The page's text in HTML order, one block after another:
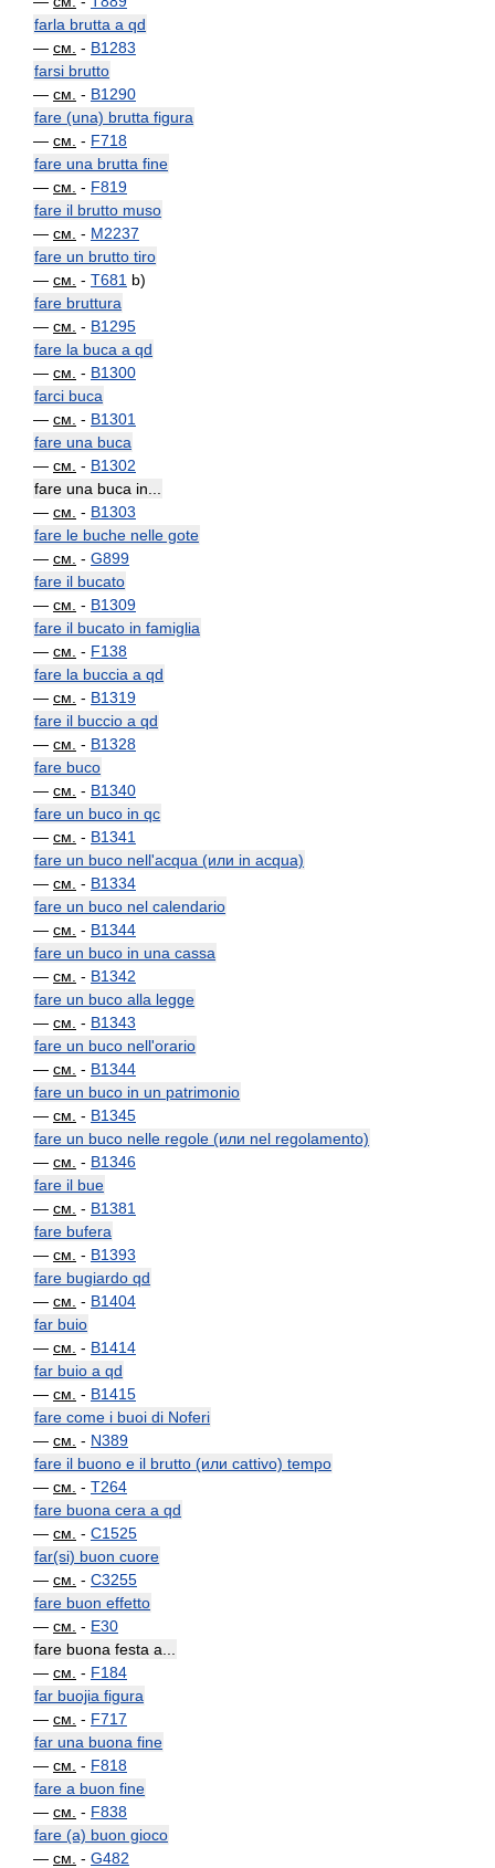
farla brutta a qd
— см. - B1283
farsi brutto
— см. - B1290
fare (una) brutta figura
— см. - F718
fare una brutta fine
— см. - F819
fare il brutto muso
— см. - M2237
fare un brutto tiro
— см. - T681 b)
fare bruttura
— см. - B1295
fare la buca a qd
— см. - B1300
farci buca
— см. - B1301
fare una buca
— см. - B1302
fare una buca in...
— см. - B1303
fare le buche nelle gote
— см. - G899
fare il bucato
— см. - B1309
fare il bucato in famiglia
— см. - F138
fare la buccia a qd
— см. - B1319
fare il buccio a qd
— см. - B1328
fare buco
— см. - B1340
fare un buco in qc
— см. - B1341
fare un buco nell'acqua (или in acqua)
— см. - B1334
fare un buco nel calendario
— см. - B1344
fare un buco in una cassa
— см. - B1342
fare un buco alla legge
— см. - B1343
fare un buco nell'orario
— см. - B1344
fare un buco in un patrimonio
— см. - B1345
fare un buco nelle regole (или nel regolamento)
— см. - B1346
fare il bue
— см. - B1381
fare bufera
— см. - B1393
fare bugiardo qd
— см. - B1404
far buio
— см. - B1414
far buio a qd
— см. - B1415
fare come i buoi di Noferi
— см. - N389
fare il buono e il brutto (или cattivo) tempo
— см. - T264
fare buona cera a qd
— см. - C1525
far(si) buon cuore
— см. - C3255
fare buon effetto
— см. - E30
fare buona festa a...
— см. - F184
far buojia figura
— см. - F717
far una buona fine
— см. - F818
fare a buon fine
— см. - F838
fare (a) buon gioco
— см. - G482